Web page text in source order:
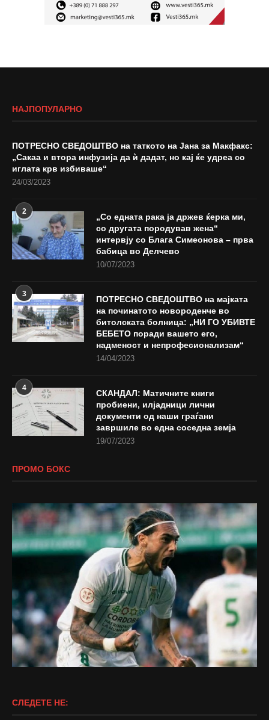
НАЈПОПУЛАРНО
ПОТРЕСНО СВЕДОШТВО на таткото на Јана за Макфакс:
„Сакаа и втора инфузија да ѝ дадат, но кај ќе удреа со
иглата крв избиваше“
24/03/2023
2
„Со едната рака ја држев ќерка ми,
со другата породував жена“
интервју со Блага Симеонова – прва
бабица во Делчево
10/07/2023
3
ПОТРЕСНО СВЕДОШТВО на мајката
на починатото новороденче во
битолската болница: „НИ ГО УБИВТЕ
БЕБЕТО поради вашето его,
надменост и непрофесионализам“
14/04/2023
4
СКАНДАЛ: Матичните книги
пробиени, илјадници лични
документи од наши граѓани
завршиле во една соседна земја
19/07/2023
ПРОМО БОКС
СЛЕДЕТЕ НЕ: